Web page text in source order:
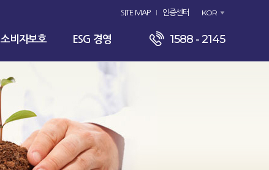
SITE MAP 인증센터 KOR
소비자보호 ESG 경영 1588 - 2145